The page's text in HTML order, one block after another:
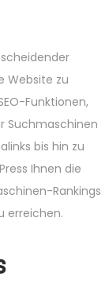
Website zu
Funktionen,
Suchmaschinen
bis hin zu
Ihnen die
Rankings
erreichen.